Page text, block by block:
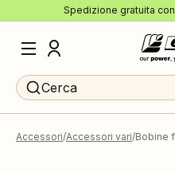
Spedizione gratuita
Cerca
Accessori Accessori vari Bobine